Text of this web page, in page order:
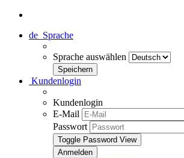
de Sprache
Sprache auswählen
Kundenlogin
Kundenlogin
E-Mail
Passwort
Toggle Password View